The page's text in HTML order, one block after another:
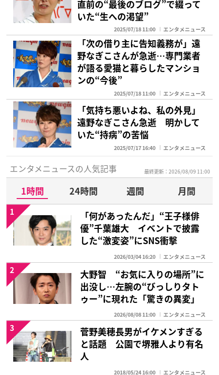
直前の“最後のブログ”で綴って
いた“生への渇望”
2025/07/18 11:00 エンタメニュース
「次の借り主に告知義務が」遠
野なぎこさんが急逝…専門業者
が語る愛猫と暮らしたマンショ
ンの“今後”
2025/07/18 11:00 エンタメニュース
「気持ち悪いよね、私の外見」
遠野なぎこさん急逝 明かして
いた“持病”の苦悩
2025/07/17 16:40 エンタメニュース
エンタメニュースの人気記事 最終更新：2026/08/09 11:00
1時間 24時間 週間
月間
「何があったんだ」“王子様俳
優”千葉雄大 イベントで披露
した“激変姿”にSNS衝撃
2026/03/04 16:20 エンタメニュース
1
大野智 “お気に入りの場所”に
出没し…左腕の“びっしりタト
ゥー”に現れた「驚きの異変」
2026/08/08 11:00 エンタメニュース
2
菅野美穂長男がイケメンすぎる
と話題 公園で堺雅人より有名
人
2018/05/24 16:00 エンタメニュース
3